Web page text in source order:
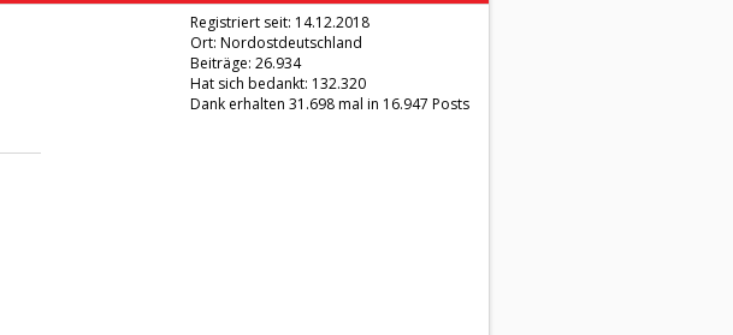
Registriert seit: 14.12.2018
Ort: Nordostdeutschland
Beiträge: 26.934
Hat sich bedankt: 132.320
Dank erhalten 31.698 mal in 16.947 Posts